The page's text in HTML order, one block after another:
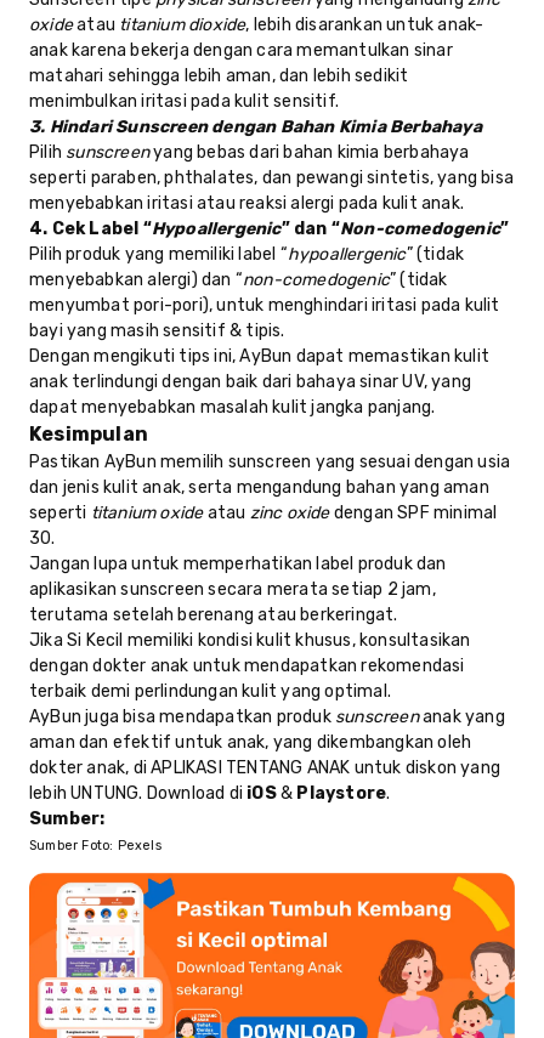
oxideatau titanium dioxide, lebih disarankan untuk anak-
anak karena bekerja dengan cara memantulkan sinar
matahari sehingga lebih aman, dan lebih sedikit
menimbulkan iritasi pada kulit sensitif.
3. Hindari Sunscreen dengan Bahan Kimia Berbahaya
Pilih sunscreenyang bebas dari bahan kimia berbahaya
seperti paraben, phthalates, dan pewangi sintetis, yang bisa
menyebabkan iritasi atau reaksi alergi pada kulit anak.
4. Cek Label “Hypoallergenic” dan “Non-comedogenic”
Pilih produk yang memiliki label “hypoallergenic” (tidak
menyebabkan alergi) dan “non-comedogenic” (tidak
menyumbat pori-pori), untuk menghindari iritasi pada kulit
bayi yang masih sensitif & tipis.
Dengan mengikuti tips ini, AyBun dapat memastikan kulit
anak terlindungi dengan baik dari bahaya sinar UV, yang
dapat menyebabkan masalah kulit jangka panjang.
Kesimpulan
Pastikan AyBun memilih sunscreen yang sesuai dengan usia
dan jenis kulit anak, serta mengandung bahan yang aman
seperti titanium oxideatau zinc oxidedengan SPF minimal
30.
Jangan lupa untuk memperhatikan label produk dan
aplikasikan sunscreen secara merata setiap 2 jam,
terutama setelah berenang atau berkeringat.
Jika Si Kecil memiliki kondisi kulit khusus, konsultasikan
dengan dokter anak untuk mendapatkan rekomendasi
terbaik demi perlindungan kulit yang optimal.
AyBun juga bisa mendapatkan produk sunscreenanak yang
aman dan efektif untuk anak, yang dikembangkan oleh
dokter anak, di APLIKASI TENTANG ANAK untuk diskon yang
lebih UNTUNG. Download di iOS& Playstore.
Sumber:
Sumber Foto: Pexels